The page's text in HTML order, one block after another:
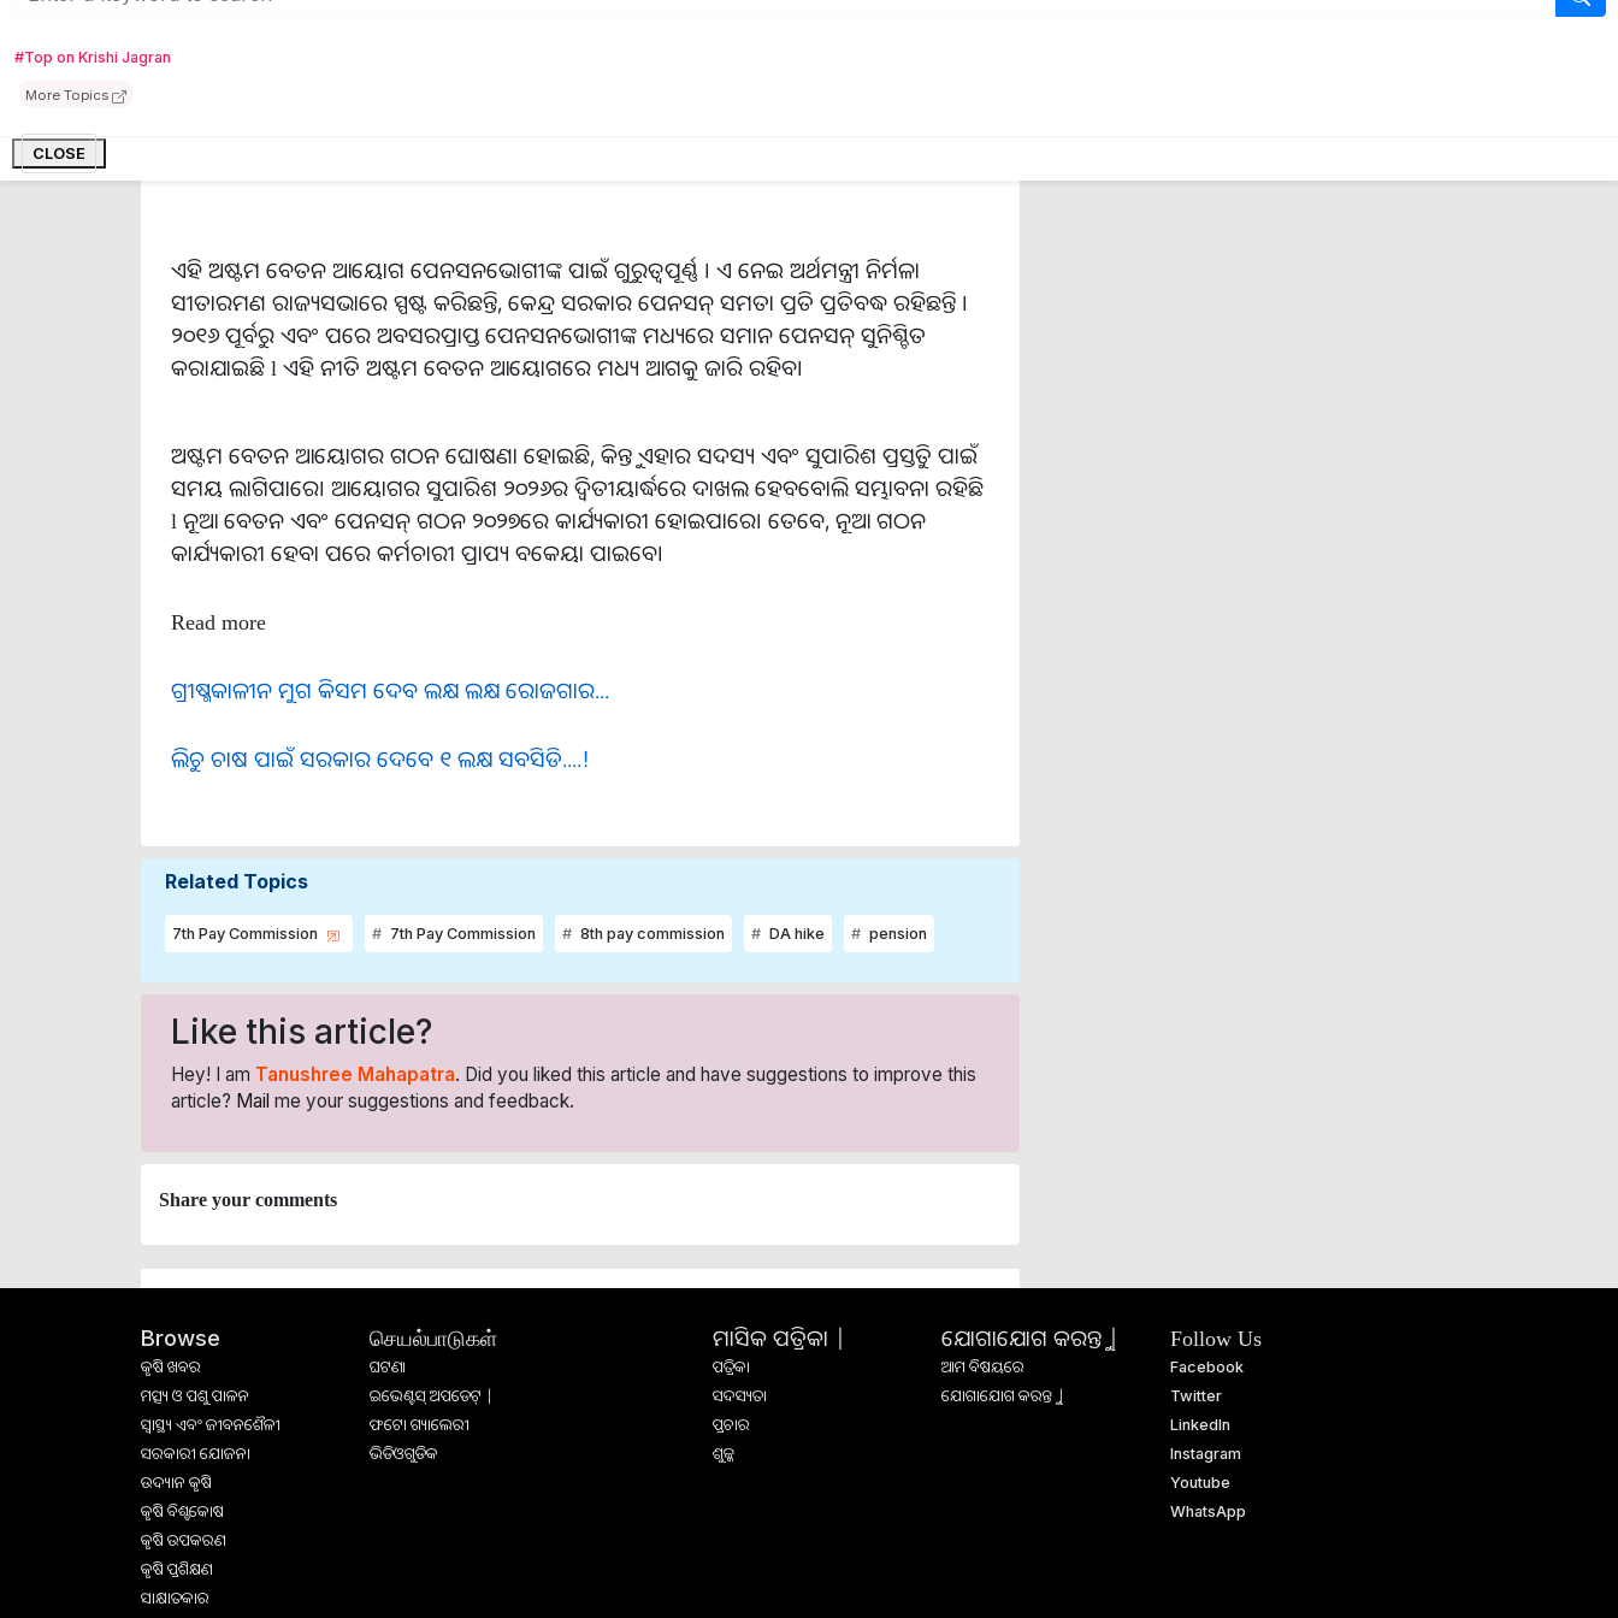
#Top on Krishi Jagran
More Topics
CLOSE
ଏହି ଅଷ୍ଟମ ବେତନ ଆୟୋଗ ପେନସନଭୋଗୀଙ୍କ ପାଇଁ ଗୁରୁତ୍ୱପୂର୍ଣ୍ଣ । ଏ ନେଇ ଅର୍ଥମନ୍ତ୍ରୀ ନିର୍ମଳା
ସୀତାରମଣ ରାଜ୍ୟସଭାରେ ସ୍ପଷ୍ଟ କରିଛନ୍ତି, କେନ୍ଦ୍ର ସରକାର ପେନସନ୍‌ ସମତା ପ୍ରତି ପ୍ରତିବଦ୍ଧ ରହିଛନ୍ତି ।
୨୦୧୬ ପୂର୍ବରୁ ଏବଂ ପରେ ଅବସରପ୍ରାପ୍ତ ପେନସନଭୋଗୀଙ୍କ ମଧ୍ୟରେ ସମାନ ପେନସନ୍‌ ସୁନିଶ୍ଚିତ
କରାଯାଇଛି l ଏହି ନୀତି ଅଷ୍ଟମ ବେତନ ଆୟୋଗରେ ମଧ୍ୟ ଆଗକୁ ଜାରି ରହିବ।
ଅଷ୍ଟମ ବେତନ ଆୟୋଗର ଗଠନ ଘୋଷଣା ହୋଇଛି, କିନ୍ତୁ ଏହାର ସଦସ୍ୟ ଏବଂ ସୁପାରିଶ ପ୍ରସ୍ତୁତି ପାଇଁ
ସମୟ ଲାଗିପାରେ। ଆୟୋଗର ସୁପାରିଶ ୨୦୨୬ର ଦ୍ୱିତୀୟାର୍ଦ୍ଧରେ ଦାଖଲ ହେବବୋଲି ସମ୍ଭାବନା ରହିଛି
l ନୂଆ ବେତନ ଏବଂ ପେନସନ୍‌ ଗଠନ ୨୦୨୭ରେ କାର୍ଯ୍ୟକାରୀ ହୋଇପାରେ। ତେବେ, ନୂଆ ଗଠନ
କାର୍ଯ୍ୟକାରୀ ହେବା ପରେ କର୍ମଚାରୀ ପ୍ରାପ୍ୟ ବକେୟା ପାଇବେ।
Read more
ଗ୍ରୀଷ୍ମକାଳୀନ ମୁଗ କିସମ ଦେବ ଲକ୍ଷ ଲକ୍ଷ ରୋଜଗାର...
ଲିଚୁ ଚାଷ ପାଇଁ ସରକାର ଦେବେ ୧ ଲକ୍ଷ ସବସିଡି....!
Related Topics
7th Pay Commission 7th Pay Commission 8th pay commission DA hike pension
Like this article?
Hey! I am Tanushree Mahapatra. Did you liked this article and have suggestions to improve this
article? Mail me your suggestions and feedback.
Share your comments
Browse
କୃଷି ଖବର
ମତ୍ସ୍ୟ ଓ ପଶୁ ପାଳନ
ସ୍ୱାସ୍ଥ୍ୟ ଏବଂ ଜୀବନଶୈଳୀ
ସରକାରୀ ଯୋଜନା
ଉଦ୍ୟାନ କୃଷି
କୃଷି ବିଶ୍ବକୋଷ
କୃଷି ଉପକରଣ
କୃଷି ପ୍ରଶିକ୍ଷଣ
ସାକ୍ଷାତକାର
செயல்பாடுகள்
ଘଟଣା
ଇଭେଣ୍ଟସ୍ ଅପଡେଟ୍ |
ଫଟୋ ଗ୍ୟାଲେରୀ
ଭିଡିଓଗୁଡିକ
ମାସିକ ପତ୍ରିକା |
ପତ୍ରିକା
ସଦସ୍ୟତା
ପ୍ରଚାର
ଶୁଳ୍କ
ଯୋଗାଯୋଗ କରନ୍ତୁ |
ଆମ ବିଷୟରେ
ଯୋଗାଯୋଗ କରନ୍ତୁ |
Follow Us
Facebook
Twitter
LinkedIn
Instagram
Youtube
WhatsApp